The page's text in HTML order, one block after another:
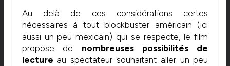
Au delà de ces considérations certes
nécessaires à tout blockbuster américain (ici
aussi un peu mexicain) qui se respecte, le film
propose de nombreuses possibilités de
lecture au spectateur souhaitant aller un peu